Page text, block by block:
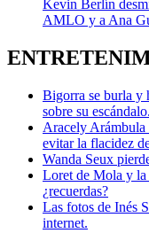
Kevin Berlín
AMLO y a Ana
Bigorra se burla y
sobre su escándalo.
Aracely Arámbula
evitar la flacidez
Wanda Seux
Loret de Mola y
¿recuerdas?
Las fotos de Inés
internet.